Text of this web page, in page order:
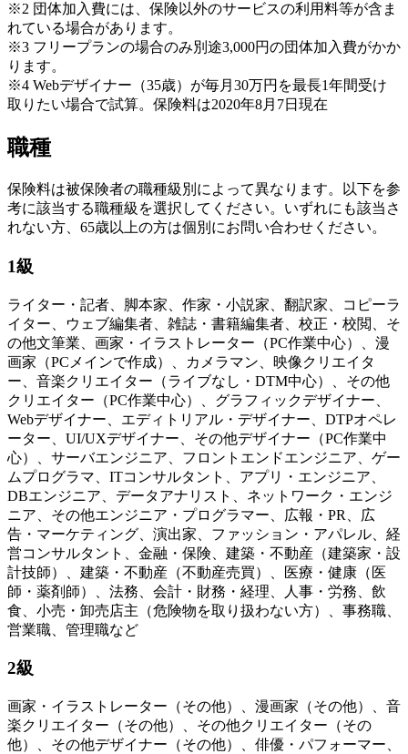
※2 団体加入費には、保険以外のサービスの利用料等が含ま
れている場合があります。
※3 フリープランの場合のみ別途3,000円の団体加入費がかか
ります。
※4 Webデザイナー（35歳）が毎月30万円を最長1年間受け
取りたい場合で試算。保険料は2020年8月7日現在
職種
保険料は被保険者の職種級別によって異なります。以下を参
考に該当する職種級を選択してください。いずれにも該当さ
れない方、65歳以上の方は個別にお問い合わせください。
1級
ライター・記者、脚本家、作家・小説家、翻訳家、コピーラ
イター、ウェブ編集者、雑誌・書籍編集者、校正・校閲、そ
の他文筆業、画家・イラストレーター（PC作業中心）、漫
画家（PCメインで作成）、カメラマン、映像クリエイタ
ー、音楽クリエイター（ライブなし・DTM中心）、その他
クリエイター（PC作業中心）、グラフィックデザイナー、
Webデザイナー、エディトリアル・デザイナー、DTPオペレ
ーター、UI/UXデザイナー、その他デザイナー（PC作業中
心）、サーバエンジニア、フロントエンドエンジニア、ゲー
ムプログラマ、ITコンサルタント、アプリ・エンジニア、
DBエンジニア、データアナリスト、ネットワーク・エンジ
ニア、その他エンジニア・プログラマー、広報・PR、広
告・マーケティング、演出家、ファッション・アパレル、経
営コンサルタント、金融・保険、建築・不動産（建築家・設
計技師）、建築・不動産（不動産売買）、医療・健康（医
師・薬剤師）、法務、会計・財務・経理、人事・労務、飲
食、小売・卸売店主（危険物を取り扱わない方）、事務職、
営業職、管理職など
2級
画家・イラストレーター（その他）、漫画家（その他）、音
楽クリエイター（その他）、その他クリエイター（その
他）、その他デザイナー（その他）、俳優・パフォーマー、